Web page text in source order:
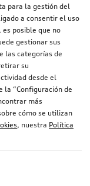
para la gestión del
a consentir el uso
posible que no
gestionar sus
las categorías de
su
desde el
la “Configuración de
más
cómo se utilizan
, nuestra Política